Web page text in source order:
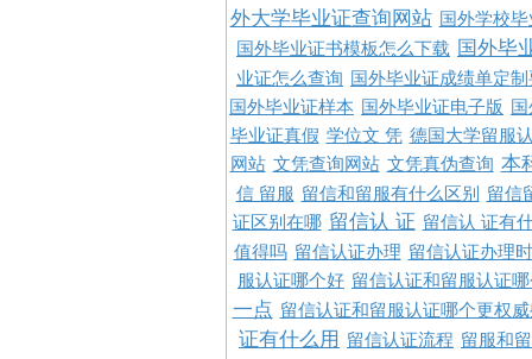
外大学毕业证查询网站 国外学校
国外毕业证书模板怎么下载 国外毕
业证怎么查询
国外毕业证成绩单定
国外毕业证样本
国外毕业证电子版
毕业证真假 学位文 凭 德国大学留服
网站 文凭查询网站 文凭真伪查询 本
信 留服 留信和留服有什么区别
留信
证区别在哪 留信认 证 留信认 证有
值得吗 留信认证办理 留信认证办理
服认证哪个好 留信认证和留服认证
一点 留信认证和留服认证哪个更权
证有什么用 留信认证流程 留服和